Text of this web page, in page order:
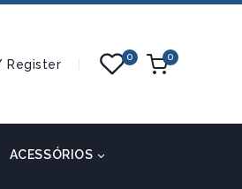
Register
0 0
ACESSÓRIOS